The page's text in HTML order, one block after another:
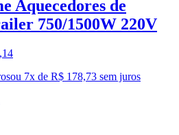
Aquecedores de
750/1500W 220V
,14
ou 7x de R$ 178,73 sem juros